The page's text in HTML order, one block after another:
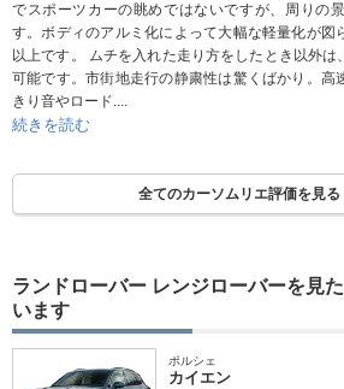
でスポーツカーの眺めではないですが、周りの
す。ボディのアルミ化によって大幅な軽量化が図
以上です。 ムチを入れた走り方をしたとき以外
可能です。市街地走行の静粛性は驚くばかり。高
きり音やロード....
続きを読む
全てのカーソムリエ評価を見る
ランドローバー レンジローバーを見
います
ポルシェ
カイエン